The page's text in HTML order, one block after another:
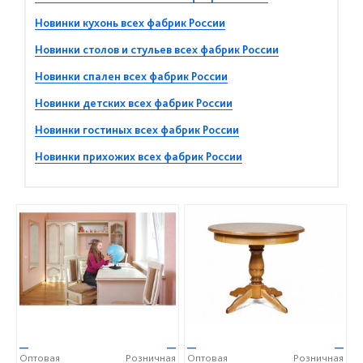
Новинки кухонь всех фабрик России
Новинки столов и стульев всех фабрик России
Новинки спален всех фабрик России
Новинки детских всех фабрик России
Новинки гостиных всех фабрик России
Новинки прихожих всех фабрик России
—
Оптовая
—
Розничная
—
Оптовая
—
Розничная